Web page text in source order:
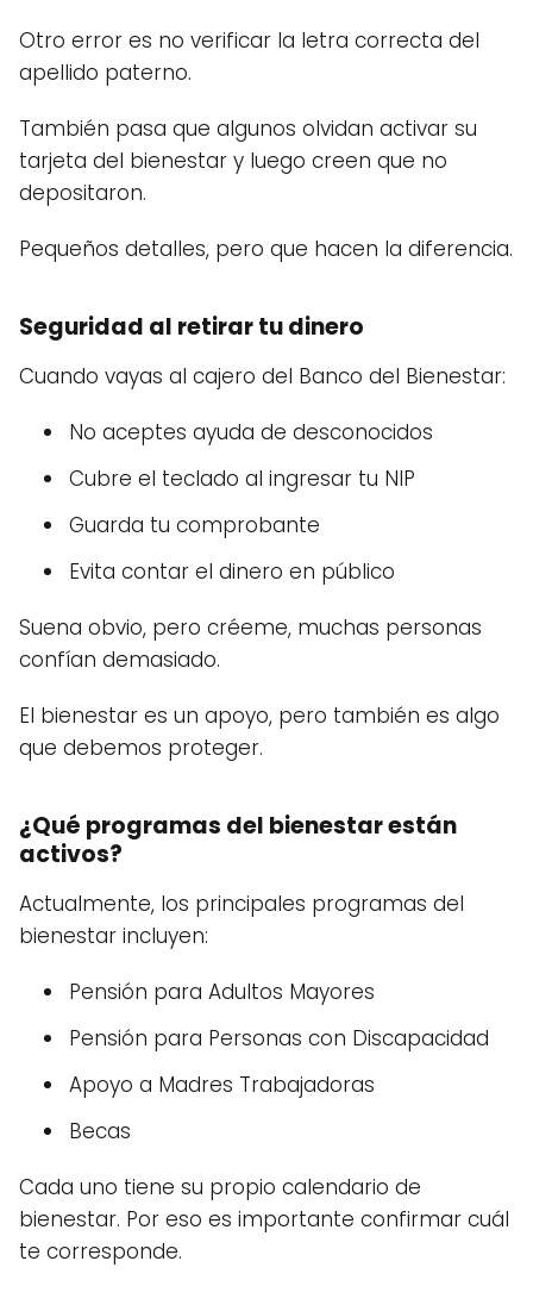
Otro error es no verificar la letra correcta del
apellido paterno.
También pasa que algunos olvidan activar su
tarjeta del bienestar y luego creen que no
depositaron.
Pequeños detalles, pero que hacen la diferencia.
Seguridad al retirar tu dinero
Cuando vayas al cajero del Banco del Bienestar:
No aceptes ayuda de desconocidos
Cubre el teclado al ingresar tu NIP
Guarda tu comprobante
Evita contar el dinero en público
Suena obvio, pero créeme, muchas personas
confían demasiado.
El bienestar es un apoyo, pero también es algo
que debemos proteger.
¿Qué programas del bienestar están
activos?
Actualmente, los principales programas del
bienestar incluyen:
Pensión para Adultos Mayores
Pensión para Personas con Discapacidad
Apoyo a Madres Trabajadoras
Becas
Cada uno tiene su propio calendario de
bienestar. Por eso es importante confirmar cuál
te corresponde.